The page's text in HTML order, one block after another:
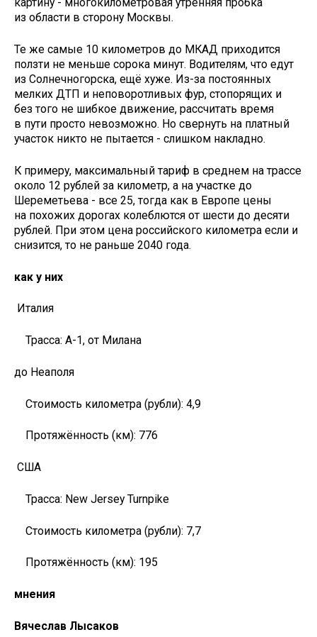
картину - многокилометровая утренняя пробка
из области в сторону Москвы.
Те же самые 10 километров до МКАД приходится
ползти не меньше сорока минут. Водителям, что едут
из Солнечногорска, ещё хуже. Из-за постоянных
мелких ДТП и неповоротливых фур, стопорящих и
без того не шибкое движение, рассчитать время
в пути просто невозможно. Но свернуть на платный
участок никто не пытается - слишком накладно.
К примеру, максимальный тариф в среднем на трассе
около 12 рублей за километр, а на участке до
Шереметьева - все 25, тогда как в Европе цены
на похожих дорогах колеблются от шести до десяти
рублей. При этом цена российского километра если и
снизится, то не раньше 2040 года.
как у них
Италия
Трасса: А-1, от Милана
до Неаполя
Стоимость километра (рубли): 4,9
Протяжённость (км): 776
США
Трасса: New Jersey Turnpike
Стоимость километра (рубли): 7,7
Протяжённость (км): 195
мнения
Вячеслав Лысаков